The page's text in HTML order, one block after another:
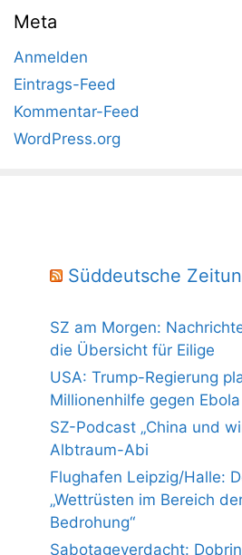
Meta
Anmelden
Eintrags-Feed
Kommentar-Feed
WordPress.org
Süddeutsche
SZ am Morgen:
die Übersicht für Eilige
USA: Trump-Regierung
Millionenhilfe gegen Ebola
SZ-Podcast „China und
Albtraum-Abi
Flughafen Leipzig/Halle:
„Wettrüsten im Bereich
Bedrohung“
Sabotageverdacht: